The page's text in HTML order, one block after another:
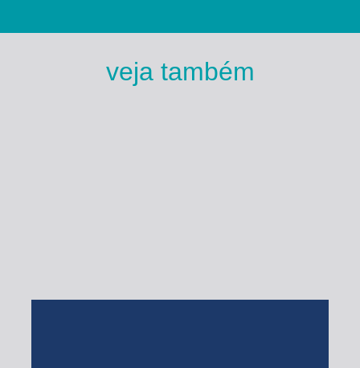
veja também